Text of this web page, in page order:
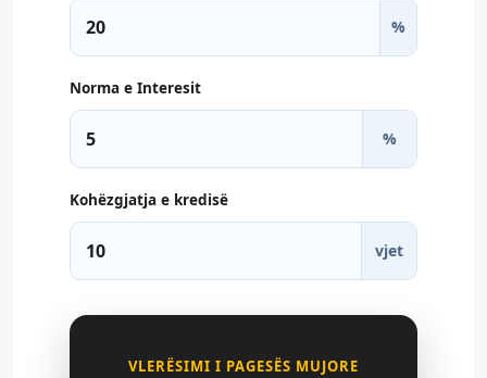
%
Norma e Interesit
%
Kohëzgjatja e kredisë
vjet
VLERËSIMI I PAGESËS MUJORE